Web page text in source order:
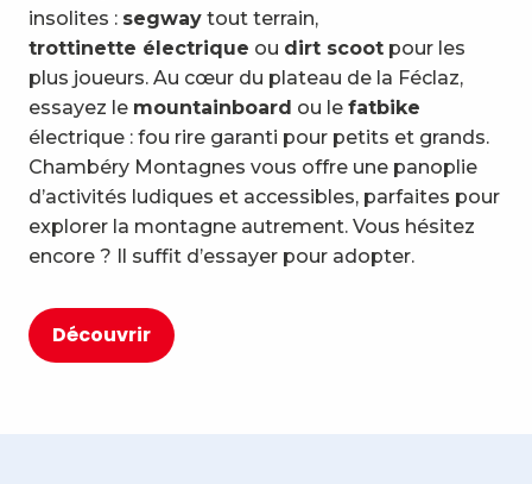
insolites : segway tout terrain,
trottinette électrique ou dirt scoot pour les
plus joueurs. Au cœur du plateau de la Féclaz,
essayez le mountainboard ou le fatbike
électrique : fou rire garanti pour petits et grands.
Chambéry Montagnes vous offre une panoplie
d’activités ludiques et accessibles, parfaites pour
explorer la montagne autrement. Vous hésitez
encore ? Il suffit d’essayer pour adopter.
Découvrir